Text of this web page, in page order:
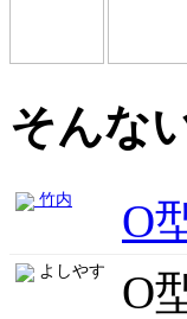
そんな
竹内 O
よしやす O